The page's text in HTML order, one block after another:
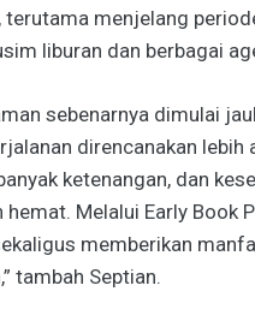
terutama menjelang
liburan dan berbagai
sebenarnya dimulai
direncanakan
ketenangan, dan
hemat. Melalui Early Book
memberikan
tambah Septian.